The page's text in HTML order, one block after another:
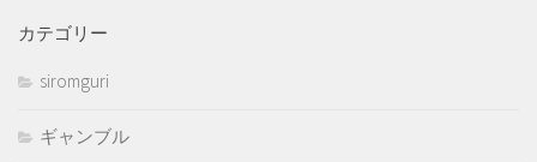
カテゴリー
siromguri
ギャンブル